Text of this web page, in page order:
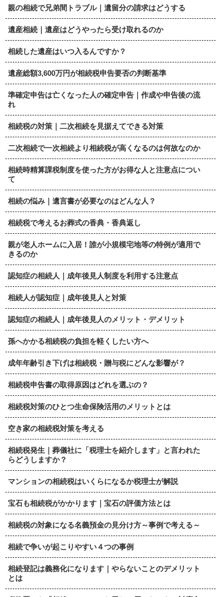
親の相続で兄弟間トラブル｜遺留分の請求はどうする
遺産相続｜遺産はどうやったら受け取れるのか
相続した遺産はいつ入るんですか？
遺産総額3,600万円が相続税申告要否の判断基準
準確定申告は亡くなった人の確定申告｜作成や申告後の流
れ
相続税の対策｜二次相続を見据えてできる対策
二次相続で一次相続より相続税が高くなるのは何故なのか
相続時精算課税制度を使った方がお得な人と注意点につい
て
相続の悩み｜遺言書が必要なのはどんな人？
相続税で考えるお葬式の香典・香典返し
親が老人ホームに入居！誰が小規模宅地等の特例が適用で
きるのか
認知症の相続人｜成年後見人制度を利用する注意点
相続人が認知症｜成年後見人と対策
認知症の相続人｜成年後見人のメリット・デメリット
孫へかかる相続税の負担を軽くしたい方へ
成年年齢引き下げは相続税・贈与税にどんな影響が？
相続税申告書の取得原因はどれを選ぶの？
相続税対策のひとつ生命保険活用のメリットとは
空き家の相続税対策を考える
相続税発生｜葬儀社に「税理士を紹介します」と言われた
らどうしますか？
マンションの相続税はいくらになるか税理士が解説
宝石も相続税がかかります｜宝石の評価方法とは
相続税の対象になる名義預金の見分け方～事例で考える～
相続で争いが起こりやすい４つの事例
相続登記は義務化になります｜やらないことのデメリット
とは